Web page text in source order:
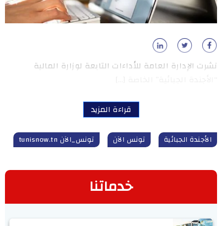
نشرت الإدارة العامة للأداءات التابعة لوزارة المالية
قراءة المزيد
الأجندة الجبائية تونس الآن تونس_الآن tunisnow.tn
خدماتنا